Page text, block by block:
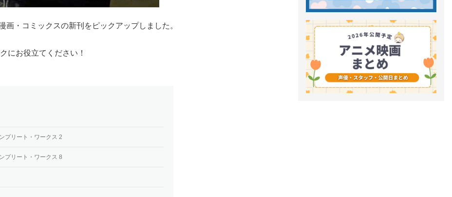
画・コミックスの新刊をピックアップしました。
にお役立てください！
プリート・ワークス 2
プリート・ワークス 8